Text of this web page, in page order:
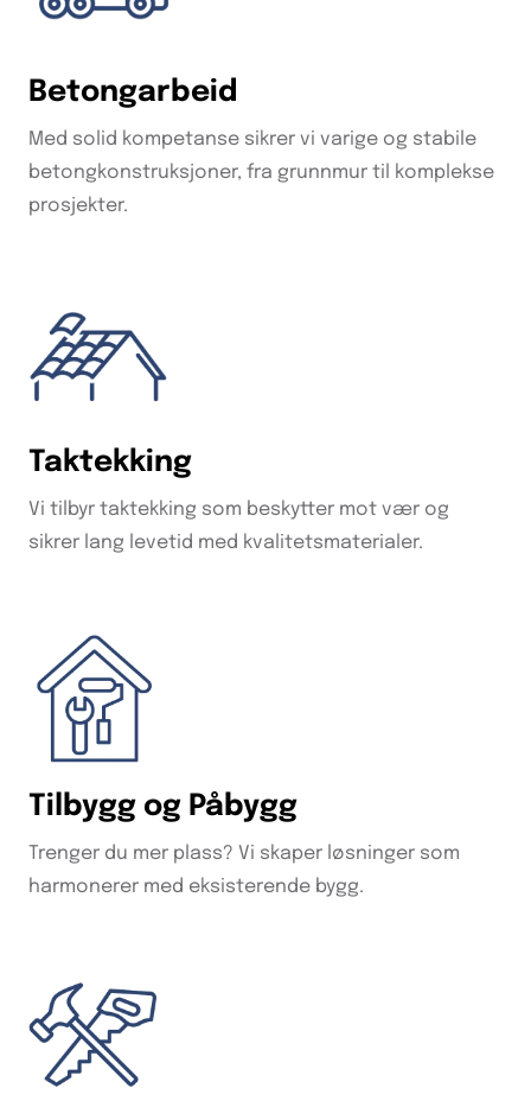
Betongarbeid
Med solid kompetanse sikrer vi varige og stabile
betongkonstruksjoner, fra grunnmur til komplekse
prosjekter.
Taktekking
Vi tilbyr taktekking som beskytter mot vær og
sikrer lang levetid med kvalitetsmaterialer.
Tilbygg og Påbygg
Trenger du mer plass? Vi skaper løsninger som
harmonerer med eksisterende bygg.